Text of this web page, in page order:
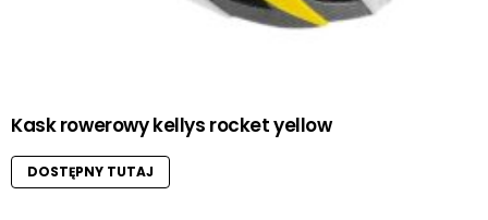
Kask rowerowy kellys rocket yellow
DOSTĘPNY TUTAJ